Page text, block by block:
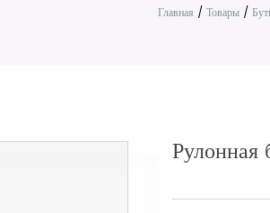
Главная / Товары /
Рулонная